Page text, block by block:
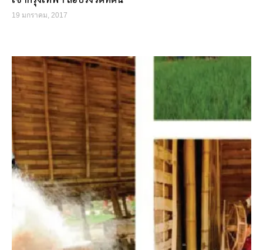
19 มกราคม, 2017